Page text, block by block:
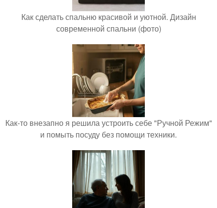
Как сделать спальню красивой и уютной. Дизайн
современной спальни (фото)
Как-то внезапно я решила устроить себе "Ручной Режим"
и помыть посуду без помощи техники.